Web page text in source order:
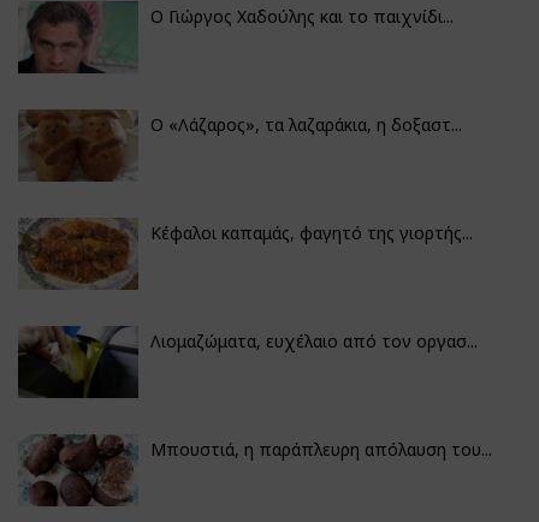
Ο Γιώργος Χαδούλης και το παιχνίδι...
Ο «Λάζαρος», τα λαζαράκια, η δοξαστ...
Κέφαλοι καπαμάς, φαγητό της γιορτής...
Λιομαζώματα, ευχέλαιο από τον οργασ...
Μπουστιά, η παράπλευρη απόλαυση του...